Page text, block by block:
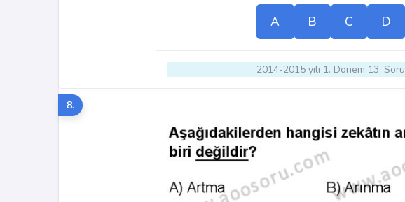
A B C D
2014-2015 yılı 1. Dönem 13. Soru
8.